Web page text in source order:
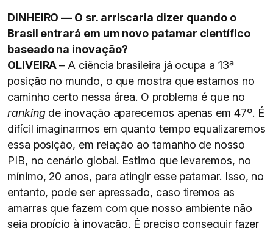
DINHEIRO — O sr. arriscaria dizer quando o
Brasil entrará em um novo patamar científico
baseado na inovação?
OLIVEIRA– A ciência brasileira já ocupa a 13ª
posição no mundo, o que mostra que estamos no
caminho certo nessa área. O problema é que no
rankingde inovação aparecemos apenas em 47º. É
difícil imaginarmos em quanto tempo equalizaremos
essa posição, em relação ao tamanho de nosso
PIB, no cenário global. Estimo que levaremos, no
mínimo, 20 anos, para atingir esse patamar. Isso, no
entanto, pode ser apressado, caso tiremos as
amarras que fazem com que nosso ambiente não
seja propício à inovação. É preciso conseguir fazer